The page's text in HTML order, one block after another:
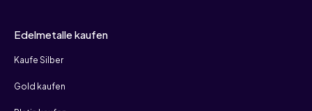
Edelmetalle kaufen
Kaufe Silber
Gold kaufen